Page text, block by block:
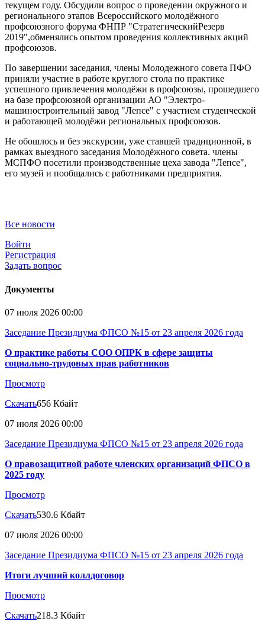
текущем году. Обсудили вопрос о проведении окружного и
регионального этапов Всероссийского молодёжного
профсоюзного форума ФНПР "СтратегическийРезерв
2019",обменялись опытом проведения коллективных акций
профсоюзов.
По завершении заседания, члены Молодежного совета ПФО
приняли участие в работе круглого стола по практике
успешного привлечения молодёжи в профсоюзы, прошедшего
на базе профсоюзной организации АО "Электро-
машиностроительный завод "Лепсе" с участием студенческой
и работающей молодёжи региональных профсоюзов.
Не обошлось и без экскурсии, уже ставшей традиционной, в
рамках выездного заседания Молодёжного совета. члены
МСПФО посетили производственные цеха завода "Лепсе",
его музей и пообщались с работниками предприятия.
Все новости
Войти
Регистрация
Задать вопрос
Документы
07 июля 2026 00:00
Заседание Президиума ФПСО №15 от 23 апреля 2026 года
О практике работы СОО ОПРК в сфере защиты
социально-трудовых прав работников
Просмотр
Скачать656 Кбайт
07 июля 2026 00:00
Заседание Президиума ФПСО №15 от 23 апреля 2026 года
О правозащитной работе членских организаций ФПСО в
2025 году
Просмотр
Скачать530.6 Кбайт
07 июля 2026 00:00
Заседание Президиума ФПСО №15 от 23 апреля 2026 года
Итоги лучший коллдоговор
Просмотр
Скачать218.3 Кбайт